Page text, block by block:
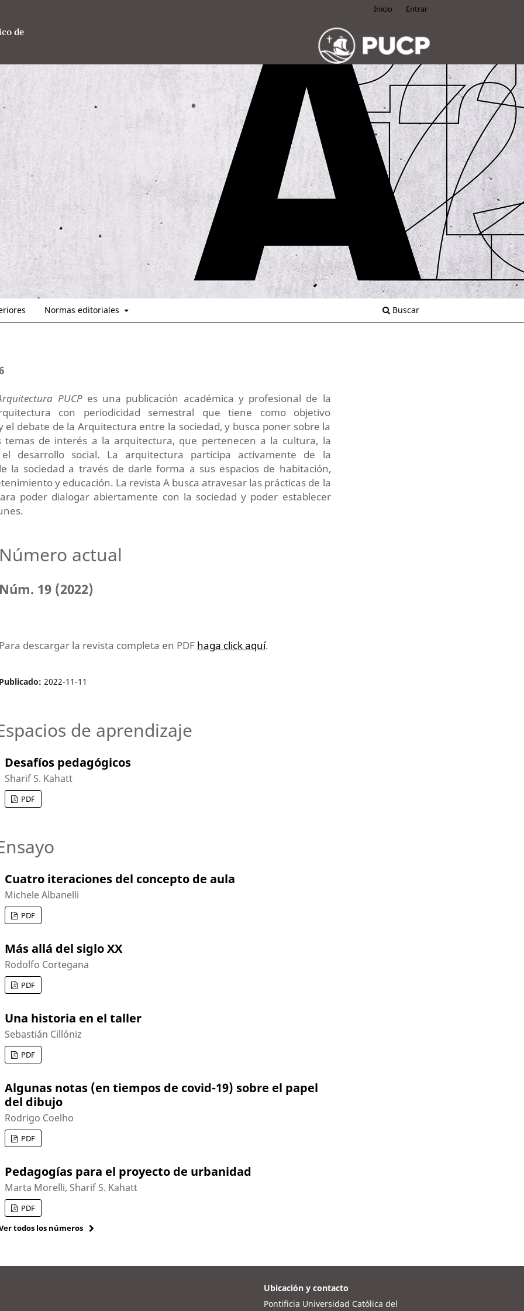
de
Normas editoriales Buscar
Inicio Entrar
PUCP es una publicación académica y profesional de la
con periodicidad semestral que tiene como objetivo
el debate de la Arquitectura entre la sociedad, y busca poner sobre la
temas de interés a la arquitectura, que pertenecen a la cultura, la
desarrollo social. La arquitectura participa activamente de la
la sociedad a través de darle forma a sus espacios de habitación,
y educación. La revista A busca atravesar las prácticas de la
poder dialogar abiertamente con la sociedad y poder establecer
actual
19 (2022)
descargar la revista completa en PDF haga click aquí.
2022-11-11
de aprendizaje
Desafíos pedagógicos
Sharif S. Kahatt
PDF
Cuatro iteraciones del concepto de aula
Michele Albanelli
PDF
Más allá del siglo XX
Rodolfo Cortegana
PDF
Una historia en el taller
Sebastián Cillóniz
PDF
Algunas notas (en tiempos de covid-19) sobre el papel
del dibujo
Rodrigo Coelho
PDF
Pedagogías para el proyecto de urbanidad
Marta Morelli, Sharif S. Kahatt
PDF
todos los números
Ubicación y contacto
Pontificia Universidad Católica del